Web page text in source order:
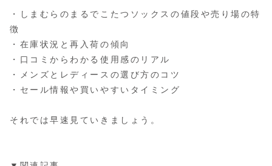
・しまむらのまるでこたつソックスの値段や売り場の特
徴
・在庫状況と再入荷の傾向
・口コミからわかる使用感のリアル
・メンズとレディースの選び方のコツ
・セール情報や買いやすいタイミング
それでは早速見ていきましょう。